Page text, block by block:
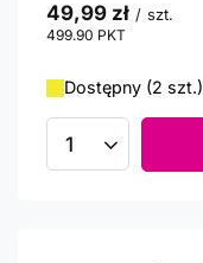
49,99 zł / szt.
499.90 PKT
Dostępny (2 szt.)
Ilość produktów